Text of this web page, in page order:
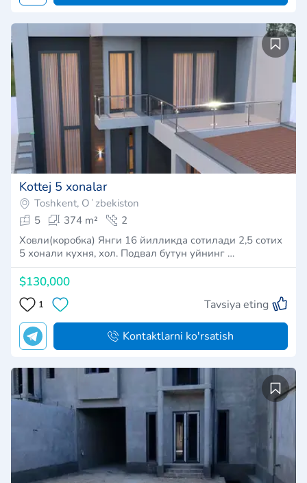
Kottej 5 xonalar
Toshkent, Oʻzbekiston
5
374 m²
2
Ховли(коробка) Янги 16 йилликда сотилади 2,5 сотих
5 хонали кухня, хол. Подвал бутун уйнинг …
$130,000
1 Tavsiya eting
Kontaktlarni ko'rsatish